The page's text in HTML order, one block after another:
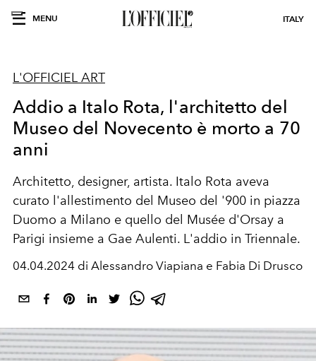
MENU ITALY
L'OFFICIEL ART
Addio a Italo Rota, l'architetto del
Museo del Novecento è morto a 70
anni
Architetto, designer, artista. Italo Rota aveva
curato l'allestimento del Museo del '900 in piazza
Duomo a Milano e quello del Musée d'Orsay a
Parigi insieme a Gae Aulenti. L'addio in Triennale.
04.04.2024 di Alessandro Viapiana e Fabia Di Drusco